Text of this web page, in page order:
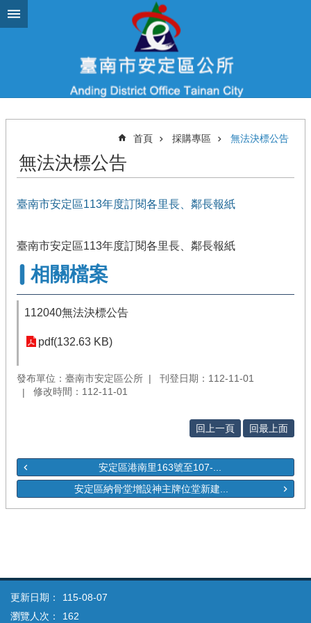
跳到主要內容區塊
首頁 採購專區 無法決標公告
無法決標公告
臺南市安定區113年度訂閱各里長、鄰長報紙
臺南市安定區113年度訂閱各里長、鄰長報紙
相關檔案
112040無法決標公告
pdf(132.63 KB)
發布單位：臺南市安定區公所
刊登日期：112-11-01
修改時間：112-11-01
回上一頁 回最上面
安定區港南里163號至107-...
安定區納骨堂增設神主牌位堂新建...
更新日期：
115-08-07
瀏覽人次：
162